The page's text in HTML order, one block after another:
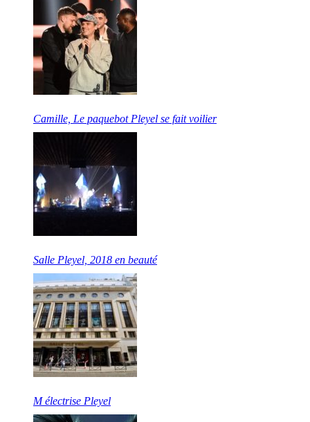
Camille, Le paquebot Pleyel se fait voilier
Salle Pleyel, 2018 en beauté
M électrise Pleyel